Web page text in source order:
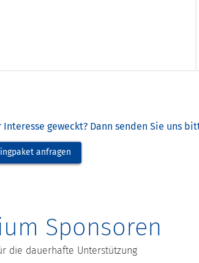
Interesse geweckt? Dann senden Sie uns
anfragen
Sponsoren
die dauerhafte Unterstützung